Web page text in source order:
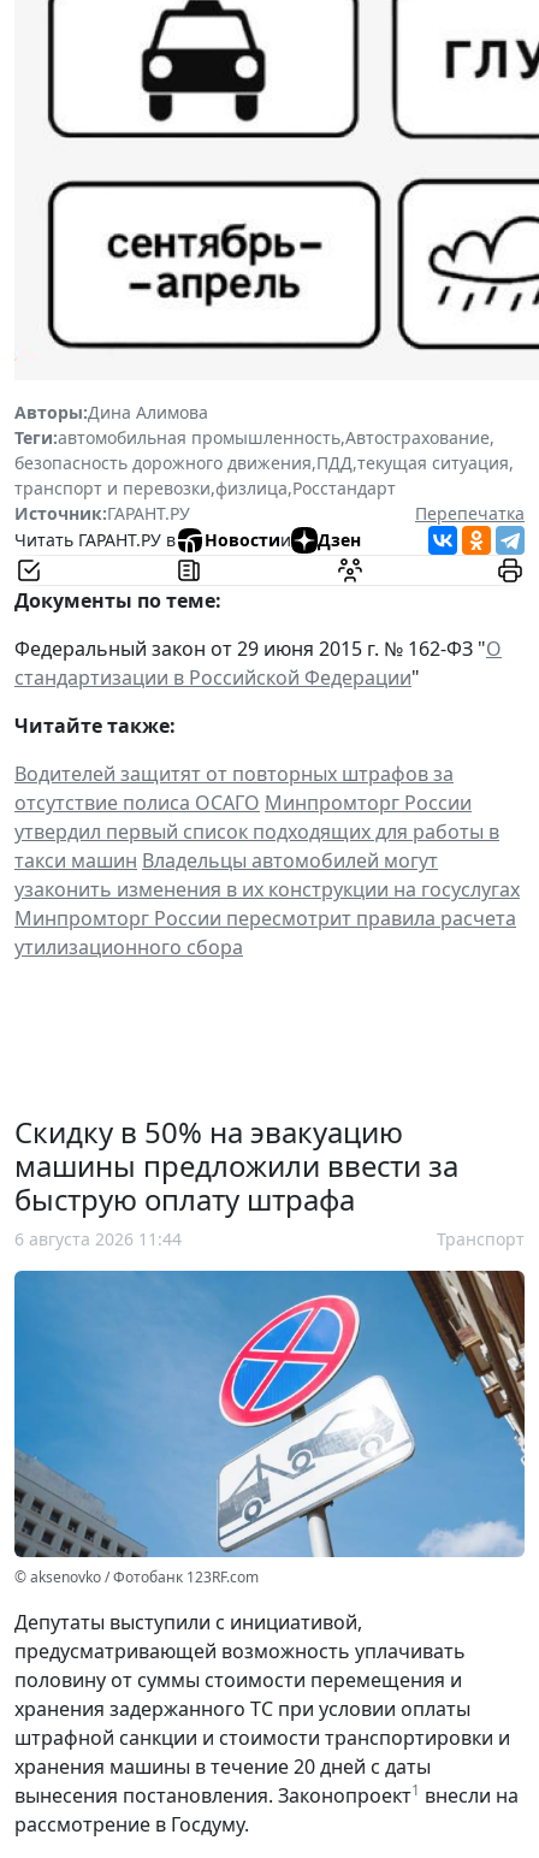
Авторы:Дина Алимова
Теги:автомобильная промышленность,Автострахование,
безопасность дорожного движения,ПДД,текущая ситуация,
транспорт и перевозки,физлица,Росстандарт
Источник:ГАРАНТ.РУ
Перепечатка
Читать ГАРАНТ.РУ в
Новостии Дзен
Документы по теме:
Федеральный закон от 29 июня 2015 г. № 162-ФЗ "О
стандартизации в Российской Федерации"
Читайте также:
Водителей защитят от повторных штрафов за
отсутствие полиса ОСАГО Минпромторг России
утвердил первый список подходящих для работы в
такси машин Владельцы автомобилей могут
узаконить изменения в их конструкции на госуслугах
Минпромторг России пересмотрит правила расчета
утилизационного сбора
Скидку в 50% на эвакуацию
машины предложили ввести за
быструю оплату штрафа
6 августа 2026 11:44 Транспорт
© aksenovko / Фотобанк 123RF.com
Депутаты выступили с инициативой,
предусматривающей возможность уплачивать
половину от суммы стоимости перемещения и
хранения задержанного ТС при условии оплаты
штрафной санкции и стоимости транспортировки и
хранения машины в течение 20 дней с даты
вынесения постановления. Законопроект1 внесли на
рассмотрение в Госдуму.